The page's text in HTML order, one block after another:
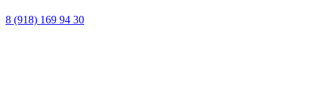
8 (918) 169 94 30